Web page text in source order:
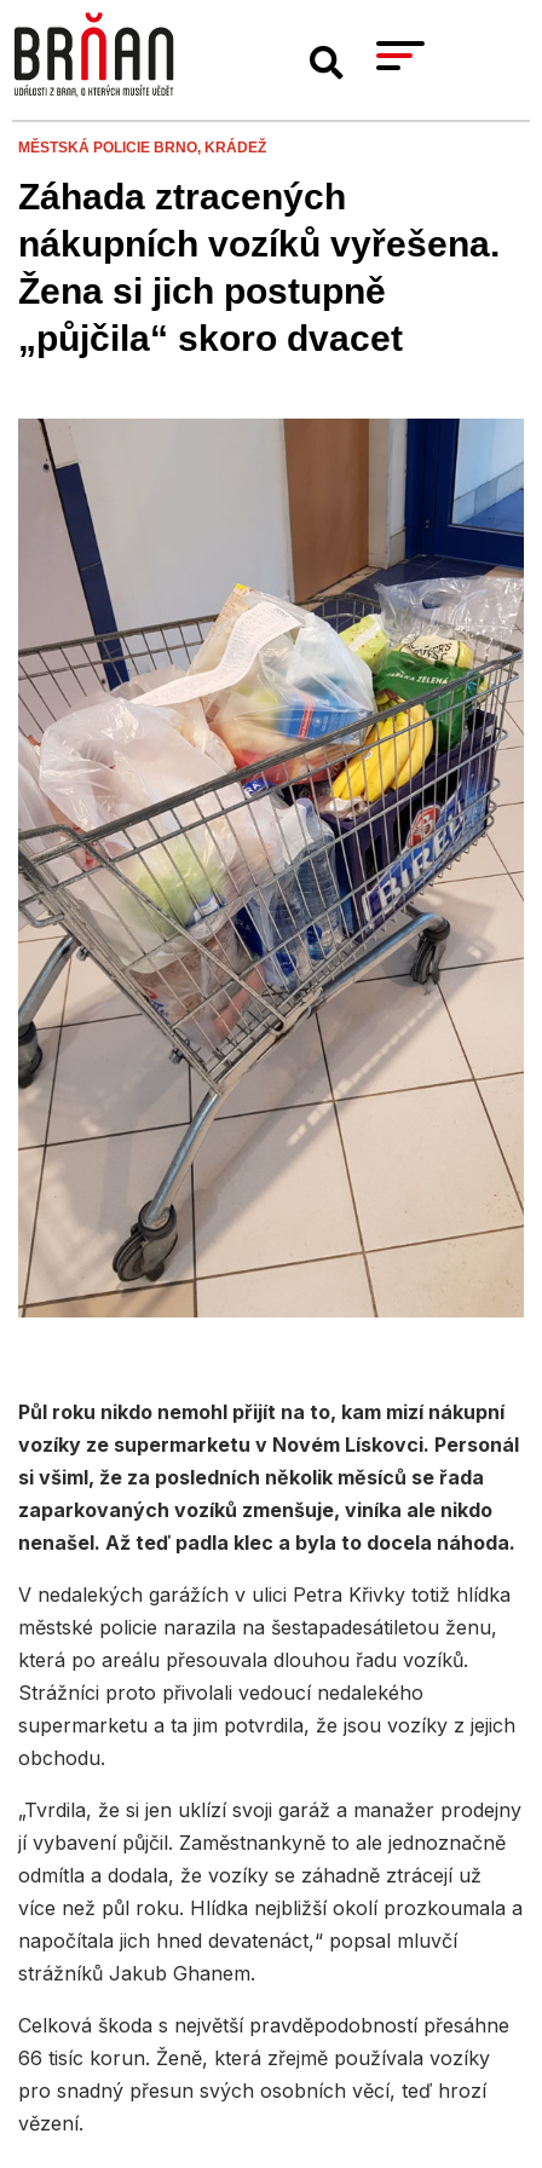
MĚSTSKÁ POLICIE BRNO, KRÁDEŽ
Záhada ztracených
nákupních vozíků vyřešena.
Žena si jich postupně
„půjčila“ skoro dvacet
Půl roku nikdo nemohl přijít na to, kam mizí nákupní
vozíky ze supermarketu v Novém Lískovci. Personál
si všiml, že za posledních několik měsíců se řada
zaparkovaných vozíků zmenšuje, viníka ale nikdo
nenašel. Až teď padla klec a byla to docela náhoda.
V nedalekých garážích v ulici Petra Křivky totiž hlídka
městské policie narazila na šestapadesátiletou ženu,
která po areálu přesouvala dlouhou řadu vozíků.
Strážníci proto přivolali vedoucí nedalekého
supermarketu a ta jim potvrdila, že jsou vozíky z jejich
obchodu.
„Tvrdila, že si jen uklízí svoji garáž a manažer prodejny
jí vybavení půjčil. Zaměstnankyně to ale jednoznačně
odmítla a dodala, že vozíky se záhadně ztrácejí už
více než půl roku. Hlídka nejbližší okolí prozkoumala a
napočítala jich hned devatenáct,“ popsal mluvčí
strážníků Jakub Ghanem.
Celková škoda s největší pravděpodobností přesáhne
66 tisíc korun. Ženě, která zřejmě používala vozíky
pro snadný přesun svých osobních věcí, teď hrozí
vězení.